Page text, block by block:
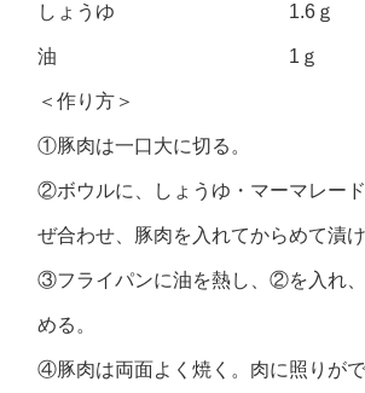
しょうゆ 1.6ｇ
油 1ｇ
＜作り方＞
①豚肉は一口大に切る。
②ボウルに、しょうゆ・マーマレー
ぜ合わせ、豚肉を入れてからめて漬
③フライパンに油を熱し、②を入れ
める。
④豚肉は両面よく焼く。肉に照りが